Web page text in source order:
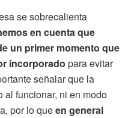
se sobrecalienta
en cuenta que
un primer momento que
incorporado para evitar
señalar que la
funcionar, ni en modo
por lo queen general